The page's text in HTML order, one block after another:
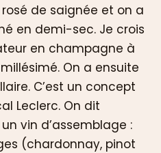
de saignée et on a
en demi-sec. Je crois
en champagne à
On a ensuite
C’est un concept
Leclerc. On dit
vin d’assemblage :
(chardonnay, pinot